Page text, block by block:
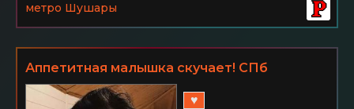
метро Шушары
Аппетитная малышка скучает! СПб
ШУШАРЫ 2500 час.
♥